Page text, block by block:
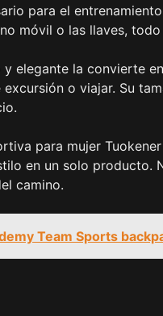
para el
móvil o las llaves,
y elegante la convierte
o viajar. Su
para mujer
en un solo
camino.
Team Sports